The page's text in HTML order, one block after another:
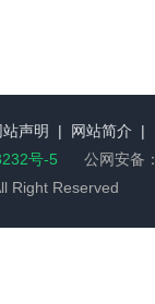
站声明 | 网站简介 |
号-5 公网安备：
Right Reserved